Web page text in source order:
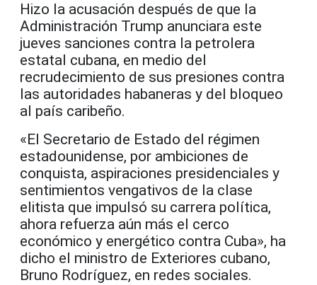
Hizo la acusación después de que la
Administración Trump anunciara este
jueves sanciones contra la petrolera
estatal cubana, en medio del
recrudecimiento de sus presiones contra
las autoridades habaneras y del bloqueo
al país caribeño.
«El Secretario de Estado del régimen
estadounidense, por ambiciones de
conquista, aspiraciones presidenciales y
sentimientos vengativos de la clase
elitista que impulsó su carrera política,
ahora refuerza aún más el cerco
económico y energético contra Cuba», ha
dicho el ministro de Exteriores cubano,
Bruno Rodríguez, en redes sociales.